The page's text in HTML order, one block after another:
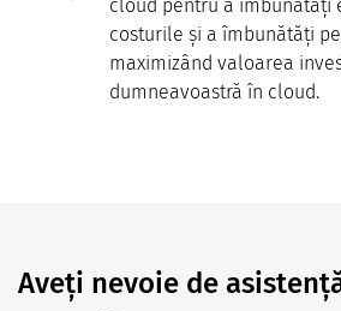
cloud pentru a îmbunătăți
costurile și a îmbunătăți
maximizând valoarea
dumneavoastră în cloud.​
Aveți nevoie de